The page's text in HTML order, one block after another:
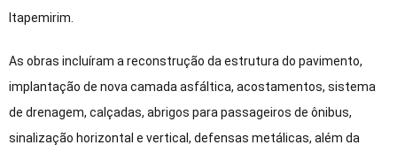
Itapemirim.
As obras incluíram a reconstrução da estrutura do pavimento,
implantação de nova camada asfáltica, acostamentos, sistema
de drenagem, calçadas, abrigos para passageiros de ônibus,
sinalização horizontal e vertical, defensas metálicas, além da